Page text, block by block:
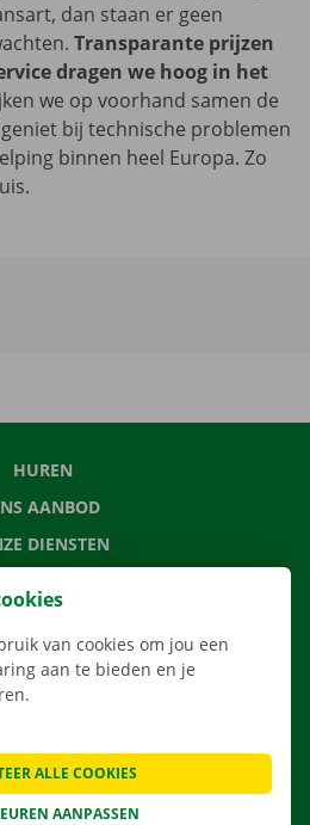
dan staan er geen
Transparante prijzen
dragen we hoog in het
we op voorhand samen de
bij technische problemen
binnen heel Europa. Zo
HUREN
AANBOD
DIENSTEN
ONS
VRAGEN
van cookies om jou een
aan te bieden en je
AANPASSEN
ALLE COOKIES